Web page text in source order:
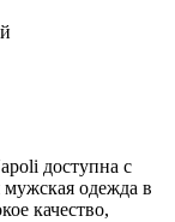
доступна с
мужская одежда в
качество,